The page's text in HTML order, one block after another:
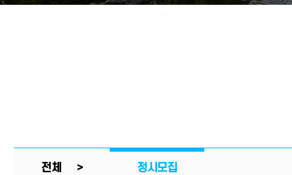
전체 > 정시모집